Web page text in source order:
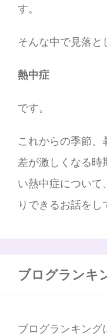
す。
そんな中で見落と
熱中症
です。
これからの季節
差が激しくなる時
い熱中症につい
りできるお話をし
ブログランキ
ブログランキング